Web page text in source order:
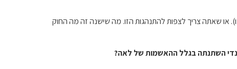
או שאתה צריך לצפות להתנהגות הזו. מה שישנה זה מה החוק
השתנתה בגלל ההאשמות של לאה?